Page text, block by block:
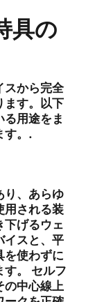
具の
スから完全
ます。以下
用途をま
す。.
り、あらゆ
用される装
下げるウェ
イスと、平
を使わずに
す。 セルフ
の中心線上